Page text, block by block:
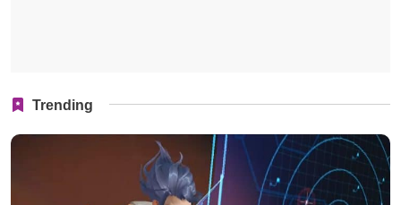
Trending